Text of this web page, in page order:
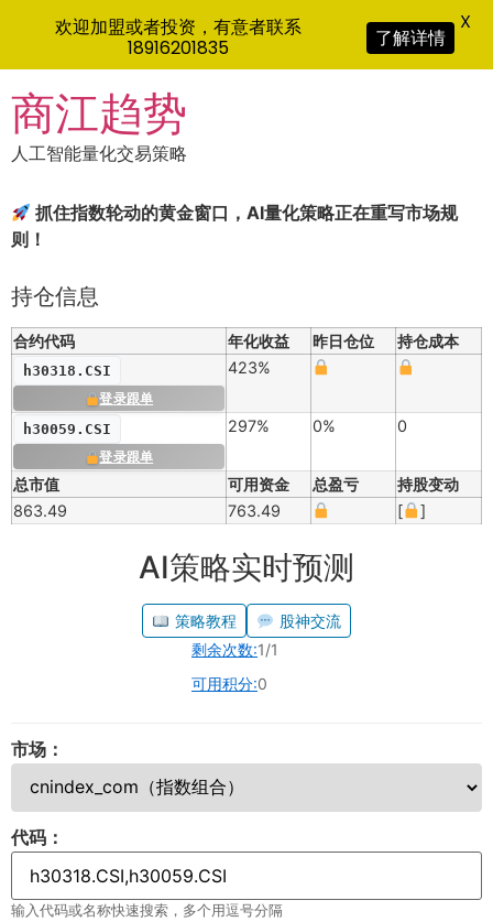
to
content
商江趋势
人工智能量化交易策略
抓住指数轮动的黄金窗口，AI量化策略正在重写市场规
则！
持仓信息
合约代码 年化收益 昨日仓位 持仓成本
h30318.CSI
登录跟单
423%
h30059.CSI
登录跟单
297% 0% 0
总市值 可用资金 总盈亏
持股变动
863.49
763.49 [ ]
AI策略实时预测
策略教程
股神交流
剩余次数:1/1
可用积分:0
市场：
代码：
输入代码或名称快速搜索，多个用逗号分隔
欢迎加盟或者投资，有意者联系
18916201835
了解详情
X